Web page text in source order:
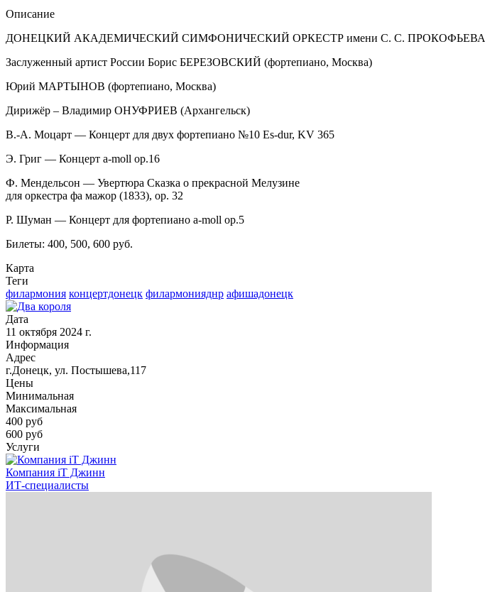
Описание
ДОНЕЦКИЙ АКАДЕМИЧЕСКИЙ СИМФОНИЧЕСКИЙ ОРКЕСТР имени С. С. ПРОКОФЬЕВА
Заслуженный артист России Борис БЕРЕЗОВСКИЙ (фортепиано, Москва)
Юрий МАРТЫНОВ (фортепиано, Москва)
Дирижёр – Владимир ОНУФРИЕВ (Архангельск)
В.-А. Моцарт — Концерт для двух фортепиано №10 Es-dur, KV 365
Э. Григ — Концерт a-moll op.16
Ф. Мендельсон — Увертюра Сказка о прекрасной Мелузине
для оркестра фа мажор (1833), op. 32
Р. Шуман — Концерт для фортепиано a-moll op.5
Билеты: 400, 500, 600 руб.
Карта
Теги
филармония концертдонецк филармонияднр афишадонецк
Дата
11 октября 2024 г.
Информация
Адрес
г.Донецк, ул. Постышева,117
Цены
Минимальная
Максимальная
400 руб
600 руб
Услуги
Компания iT Джинн
ИТ-специалисты